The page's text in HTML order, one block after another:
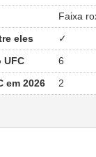
Faixa
eles
✓
UFC
6
em 2026 2